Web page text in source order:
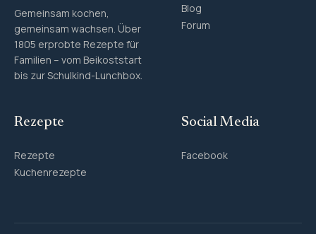
Gemeinsam kochen,
gemeinsam wachsen. Über
1805 erprobte Rezepte für
Familien – vom Beikoststart
bis zur Schulkind-Lunchbox.
Blog
Forum
Rezepte
Rezepte
Kuchenrezepte
Social Media
Facebook